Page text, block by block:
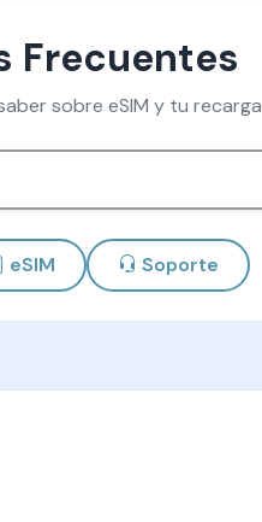
Frecuentes
sobre eSIM y tu recarga
eSIM Soporte